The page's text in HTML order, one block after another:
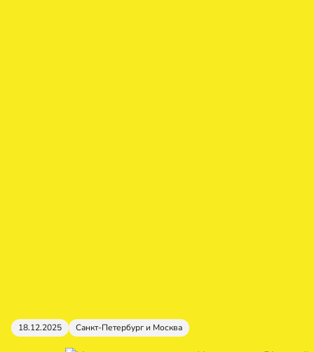
18.12.2025 Санкт-Петербург и Москва